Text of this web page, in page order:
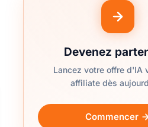
Devenez
Lancez votre offre d'IA
affiliate dès
Commencer